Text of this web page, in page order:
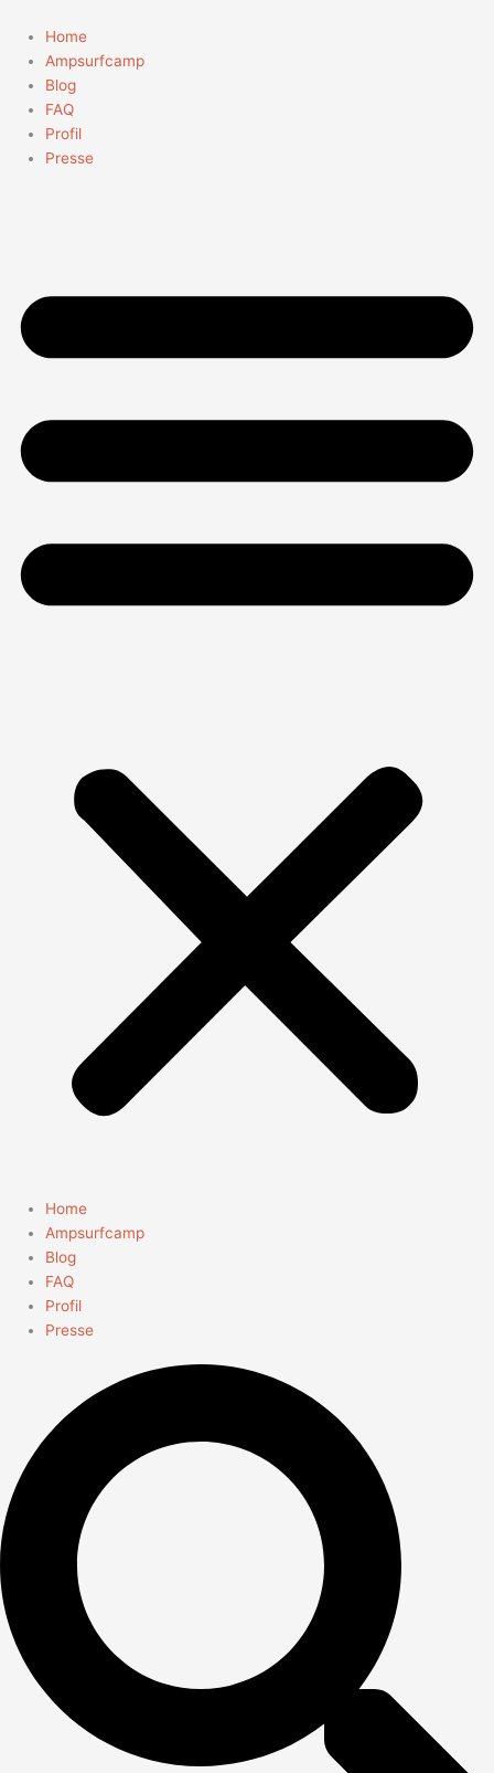
Inhalt
springen
Home
Ampsurfcamp
Blog
FAQ
Profil
Presse
Home
Ampsurfcamp
Blog
FAQ
Profil
Presse